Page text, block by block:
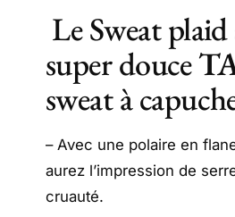
Le Sweat
super douce
sweat à
– Avec une polaire en
aurez l’impression de
cruauté.